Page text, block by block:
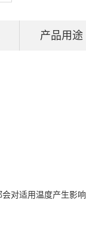
产品用途
对适用温度产生影响